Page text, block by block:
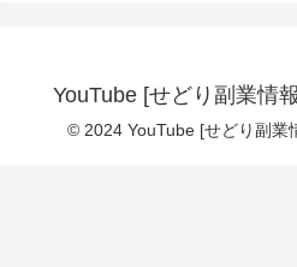
YouTube [せどり副業情
© 2024 YouTube [せどり副業